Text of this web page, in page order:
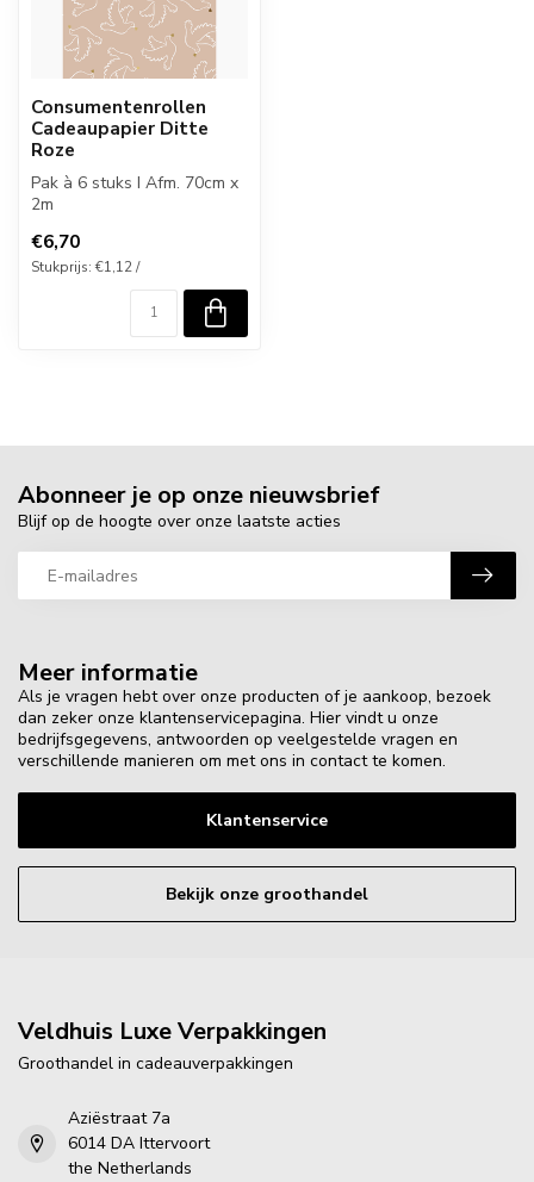
Consumentenrollen
Cadeaupapier Ditte
Roze
Pak à 6 stuks I Afm. 70cm x
2m
€6,70
Stukprijs: €1,12 /
Meer informatie
Als je vragen hebt over onze producten of je aankoop, bezoek
dan zeker onze klantenservicepagina. Hier vindt u onze
bedrijfsgegevens, antwoorden op veelgestelde vragen en
verschillende manieren om met ons in contact te komen.
Klantenservice
Bekijk onze groothandel
Abonneer je op onze nieuwsbrief
Blijf op de hoogte over onze laatste acties
Veldhuis Luxe Verpakkingen
Groothandel in cadeauverpakkingen
Aziëstraat 7a
6014 DA Ittervoort
the Netherlands